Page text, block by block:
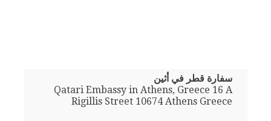
سفارة قطر في أثين
Qatari Embassy in Athens, Greece 16 A
Rigillis Street 10674 Athens Greece